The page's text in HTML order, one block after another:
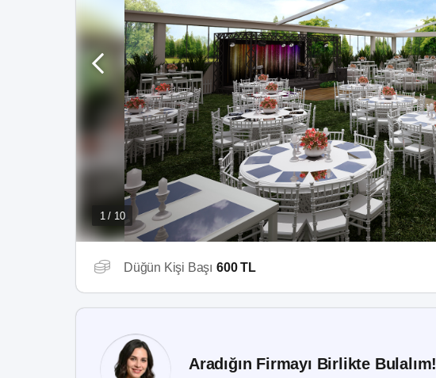
1 / 10
Düğün Kişi Başı 600 TL
Aradığın Firmayı Birlikte Bulalım!